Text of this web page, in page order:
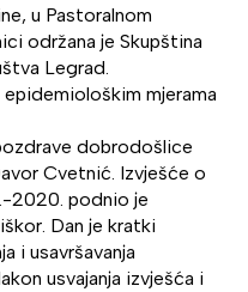
u Pastoralnom
održana je Skupština
Legrad.
mjerama
dobrodošlice
Cvetnić. Izvješće o
2020. podnio je
Dan je kratki
i usavršavanja
usvajanja izvješća i